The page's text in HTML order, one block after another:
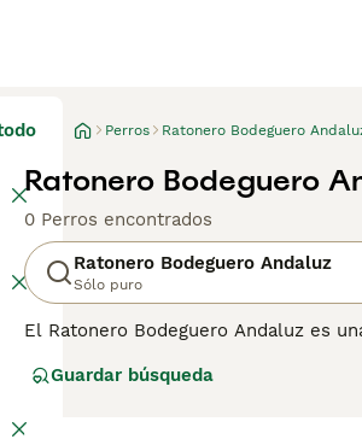
Perros Ratonero Bodeguero
Ratonero Bodeguero
0 Perros encontrados
Ratonero Bodeguero Andaluz
Sólo puro
El Ratonero Bodeguero Andaluz es
De tamaño mediano y cuerpo
siempre que reciba suficiente
Guardar búsqueda